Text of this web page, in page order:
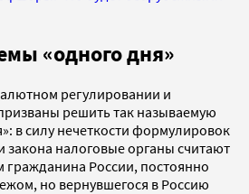
«одного дня»
регулировании и
решить так называемую
в силу нечеткости формулировок
налоговые органы считают
России, постоянно
но вернувшегося в Россию